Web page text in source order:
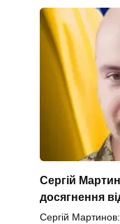
Сергій
досягнення
Сергій